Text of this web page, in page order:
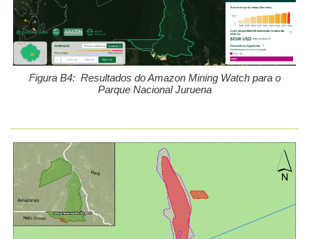
Figura B4: Resultados do Amazon Mining Watch para o
Parque Nacional Juruena